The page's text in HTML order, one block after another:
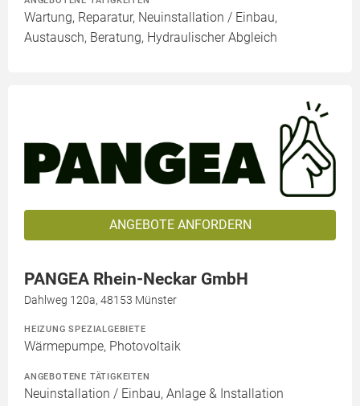
Wartung, Reparatur, Neuinstallation / Einbau,
Austausch, Beratung, Hydraulischer Abgleich
ANGEBOTE ANFORDERN
PANGEA Rhein-Neckar GmbH
Dahlweg 120a, 48153 Münster
HEIZUNG SPEZIALGEBIETE
Wärmepumpe, Photovoltaik
ANGEBOTENE TÄTIGKEITEN
Neuinstallation / Einbau, Anlage & Installation